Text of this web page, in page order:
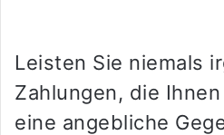
Leisten Sie niemals
Zahlungen, die
eine angebliche